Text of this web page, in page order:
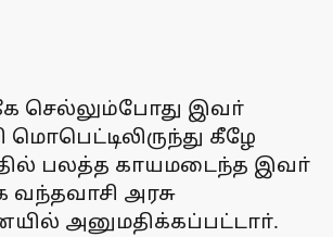
செல்லும்போது இவா்
மொபெட்டிலிருந்து கீழே
பலத்த காயமடைந்த இவா்
வந்தவாசி அரசு
அனுமதிக்கப்பட்டாா்.